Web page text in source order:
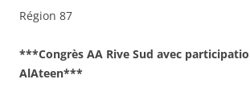
Région 87
***Congrès AA Rive Sud avec
AlAteen***